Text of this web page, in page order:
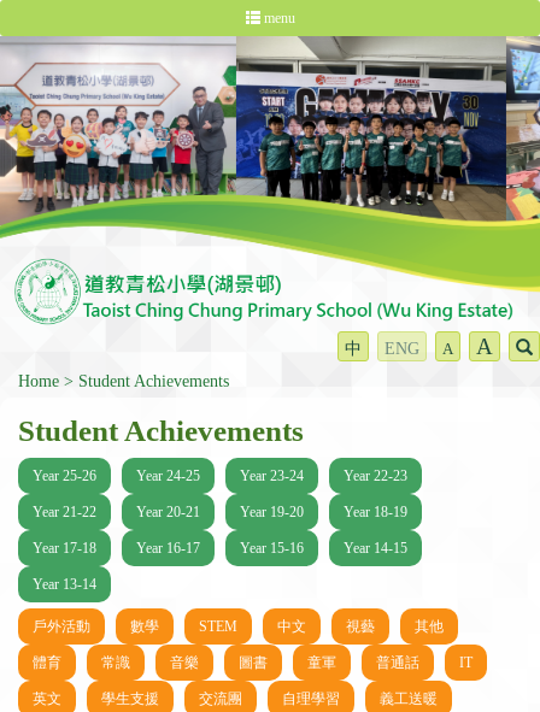
menu
中 ENG A A
Home Student Achievements
Student Achievements
Year 25-26 Year 24-25 Year 23-24 Year 22-23
Year 21-22 Year 20-21 Year 19-20 Year 18-19
Year 17-18 Year 16-17 Year 15-16 Year 14-15
Year 13-14
戶外活動 數學 STEM 中文 視藝 其他
體育 常識 音樂 圖書 童軍 普通話 IT
英文 學生支援 交流團 自理學習 義工送暖